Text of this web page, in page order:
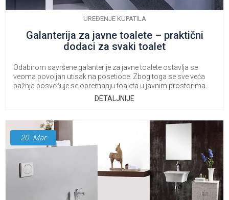
UREĐENJE KUPATILA
Galanterija za javne toalete – praktični
dodaci za svaki toalet
Odabirom savršene galanterije za javne toalete ostavlja se
veoma povoljan utisak na posetioce. Zbog toga se sve veća
pažnja posvećuje se opremanju toaleta u javnim prostorima.
DETALJNIJE
20. Mar